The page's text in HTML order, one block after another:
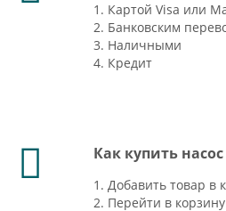
1. Картой Visa или
2. Банковским
3. Наличными
4. Кредит
Как купить насос
1. Добавить товар в
2. Перейти в